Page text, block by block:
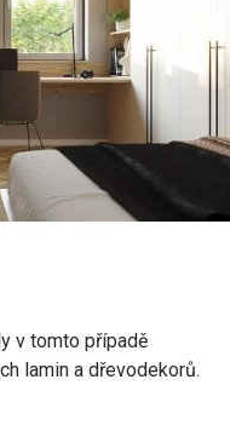
v tomto případě
lamin a dřevodekorů.